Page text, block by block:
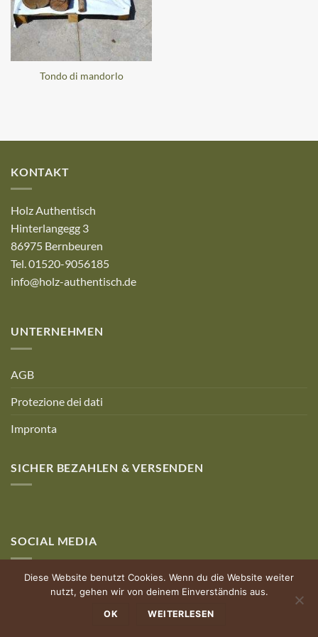
Tondo di mandorlo
KONTAKT
Holz Authentisch
Hinterlangegg 3
86975 Bernbeuren
Tel. 01520-9056185
info@holz-authentisch.de
UNTERNEHMEN
AGB
Protezione dei dati
Impronta
SICHER BEZAHLEN & VERSENDEN
SOCIAL MEDIA
© Holz Authentisch | Powered by allgäuhero Werbeagentur
Diese Website benutzt Cookies. Wenn du die Website weiter
nutzt, gehen wir von deinem Einverständnis aus.
OK WEITERLESEN